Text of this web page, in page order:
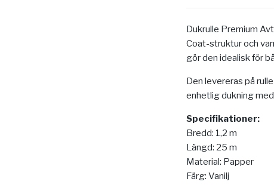
Dukrulle Premium
Coat-struktur och
gör den idealisk för
Den levereras på
enhetlig dukning
Specifikationer:
Bredd: 1,2 m
Längd: 25 m
Material: Papper
Färg: Vanilj